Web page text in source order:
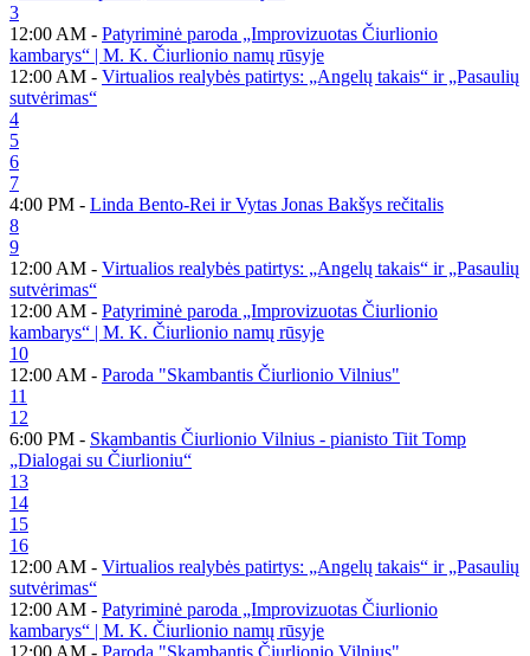
3
12:00 AM - Patyriminė paroda „Improvizuotas Čiurlionio
kambarys“ | M. K. Čiurlionio namų rūsyje
12:00 AM - Virtualios realybės patirtys: „Angelų takais“ ir „Pasaulių
sutvėrimas“
4
5
6
7
4:00 PM - Linda Bento-Rei ir Vytas Jonas Bakšys rečitalis
8
9
12:00 AM - Virtualios realybės patirtys: „Angelų takais“ ir „Pasaulių
sutvėrimas“
12:00 AM - Patyriminė paroda „Improvizuotas Čiurlionio
kambarys“ | M. K. Čiurlionio namų rūsyje
10
12:00 AM - Paroda "Skambantis Čiurlionio Vilnius"
11
12
6:00 PM - Skambantis Čiurlionio Vilnius - pianisto Tiit Tomp
„Dialogai su Čiurlioniu“
13
14
15
16
12:00 AM - Virtualios realybės patirtys: „Angelų takais“ ir „Pasaulių
sutvėrimas“
12:00 AM - Patyriminė paroda „Improvizuotas Čiurlionio
kambarys“ | M. K. Čiurlionio namų rūsyje
12:00 AM - Paroda "Skambantis Čiurlionio Vilnius"